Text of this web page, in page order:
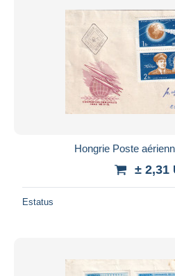
Hongrie Poste
± 2,31
Estatus